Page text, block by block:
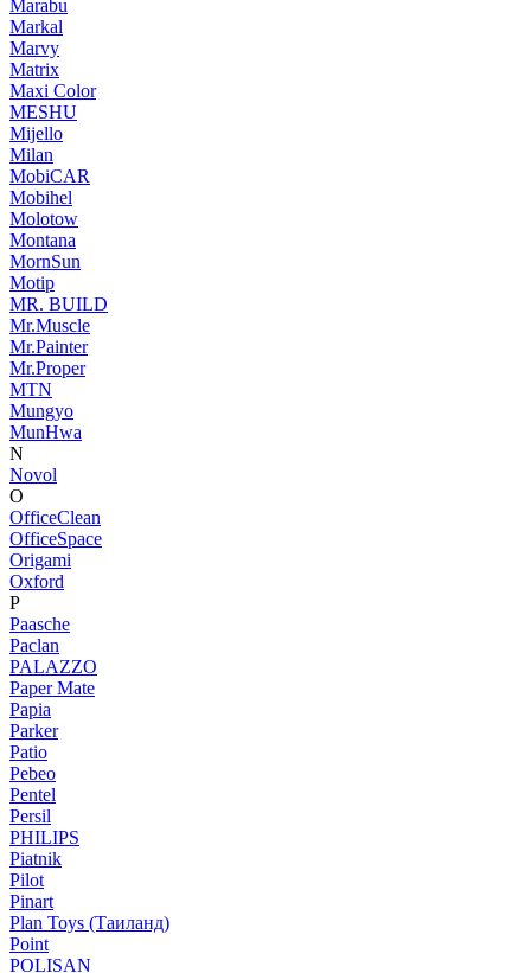
Marabu
Markal
Marvy
Matrix
Maxi Color
MESHU
Mijello
Milan
MobiCAR
Mobihel
Molotow
Montana
MornSun
Motip
MR. BUILD
Mr.Muscle
Mr.Painter
Mr.Proper
MTN
Mungyo
MunHwa
N
Novol
O
OfficeClean
OfficeSpace
Origami
Oxford
P
Paasche
Paclan
PALAZZO
Paper Mate
Papia
Parker
Patio
Pebeo
Pentel
Persil
PHILIPS
Piatnik
Pilot
Pinart
Plan Toys (Таиланд)
Point
POLISAN